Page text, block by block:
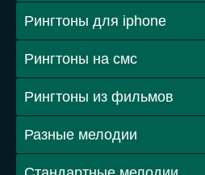
Рингтоны для iphone
Рингтоны на смс
Рингтоны из фильмов
Разные мелодии